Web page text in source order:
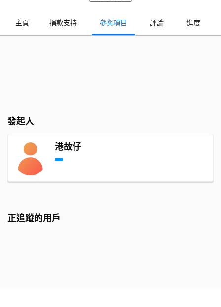
主頁 捐款支持 參與項目 評論 進度
發起人
港故仔
正追蹤的用戶